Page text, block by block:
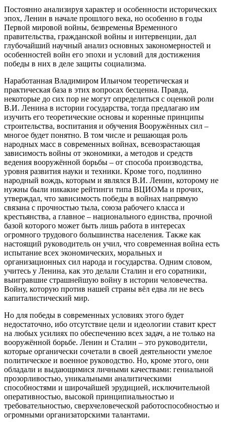
Постоянно анализируя характер и особенности исторических
эпох, Ленин в начале прошлого века, но особенно в годы
Первой мировой войны, безвременья Временного
правительства, гражданской войны и интервенции, дал
глубочайший научный анализ основных закономерностей и
особенностей войн его эпохи и условий для достижения
победы в них в деле защиты социализма.
Наработанная Владимиром Ильичом теоретическая и
практическая база в этих вопросах бесценна. Правда,
некоторые до сих пор не могут определиться с оценкой роли
В.И. Ленина в истории государства, тогда предлагаю им
изучить его теоретические основы и коренные принципы
строительства, воспитания и обучения Вооружённых сил –
многое будет понятно. В том числе и решающая роль
народных масс в современных войнах, всевозрастающая
зависимость войны от экономики, а методов и средств
ведения вооружённой борьбы – от способа производства,
уровня развития науки и техники. Кроме того, подлинно
народный вождь, которым и являлся В.И. Ленин, которому не
нужны были никакие рейтинги типа ВЦИОМа и прочих,
утверждал, что зависимость победы в войнах напрямую
связана с прочностью тыла, союза рабочего класса и
крестьянства, а главное – национального единства, прочной
базой которого может быть лишь работа в интересах
огромного трудового большинства населения. Также как
настоящий руководитель он учил, что современная война есть
испытание всех экономических, моральных и
организационных сил народа и государства. Одним словом,
учитесь у Ленина, как это делали Сталин и его соратники,
выигравшие страшнейшую войну в истории человечества.
Войну, которую против нашей страны вёл едва ли не весь
капиталистический мир.
Но для победы в современных условиях этого будет
недостаточно, ибо отсутствие цели и идеологии ставит крест
на любых усилиях по обеспечению всех задач, а не только на
вооружённой борьбе. Ленин и Сталин – это руководители,
которые органически сочетали в своей деятельности умелое
политическое и военное руководство. Но, кроме этого, они
обладали и выдающимися личными качествами: гениальной
прозорливостью, уникальными аналитическими
способностями и широчайшей эрудицией, исключительной
оперативностью, высокой принципиальностью и
требовательностью, сверхчеловеческой работоспособностью и
огромными организаторскими талантами.